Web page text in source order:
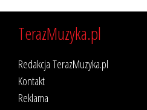
TerazMuzyka.pl
Redakcja TerazMuzyka.pl
Kontakt
Reklama